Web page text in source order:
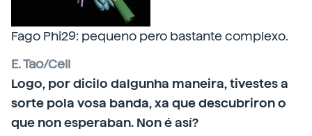
Fago Phi29: pequeno pero bastante complexo.
E. Tao/Cell
Logo, por dicilo dalgunha maneira, tivestes a
sorte pola vosa banda, xa que descubriron o
que non esperaban. Non é así?